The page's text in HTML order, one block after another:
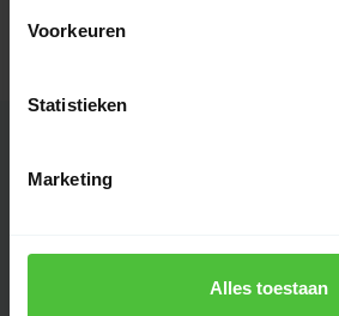
Voorkeuren
Statistieken
Marketing
Alles toestaan
Huismerk M8 flensmoer
Specificaties